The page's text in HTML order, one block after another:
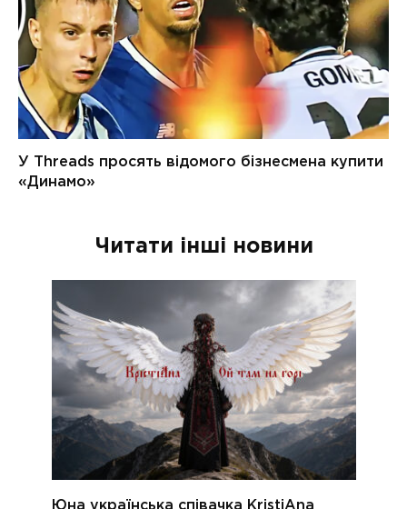
Читати інші новини
Юна українська співачка KristiAna